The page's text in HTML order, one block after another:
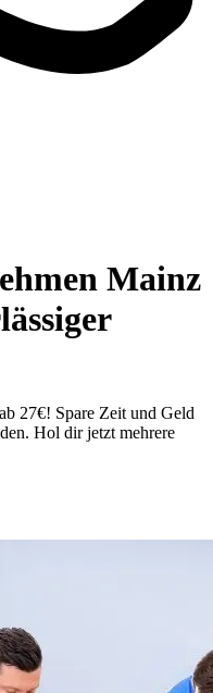
Mainz
27€! Spare Zeit und Geld
Hol dir jetzt mehrere